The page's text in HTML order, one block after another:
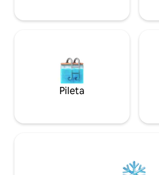
Pileta